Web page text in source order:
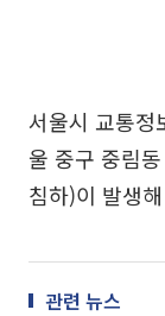
서울시 교통정
울 중구 중림
침하)이 발생
관련 뉴스